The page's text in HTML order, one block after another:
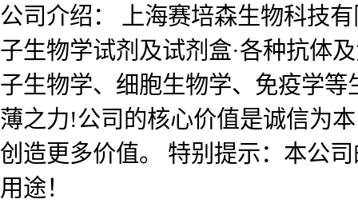
公司介绍： 上海赛培森生物科技有
子生物学试剂及试剂盒·各种抗体
子生物学、细胞生物学、免疫学
薄之力!公司的核心价值是诚信为
创造更多价值。 特别提示：本公
用途！